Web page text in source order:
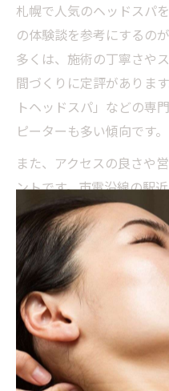
札幌で人気のヘッドスパ
の体験談を参考にするの
多くは、施術の丁寧さや
間づくりに定評がありま
トヘッドスパ」などの専
ピーターも多い傾向です。
また、アクセスの良さや
ントです。市電沿線の駅
合間にも立ち寄りやすい
効果を実感できた」「予
いった声が寄せられていま
失敗を避けるためには、
SNSで施術の流れや料金
を選ぶことが重要です。
ウンセリング付きのプラ